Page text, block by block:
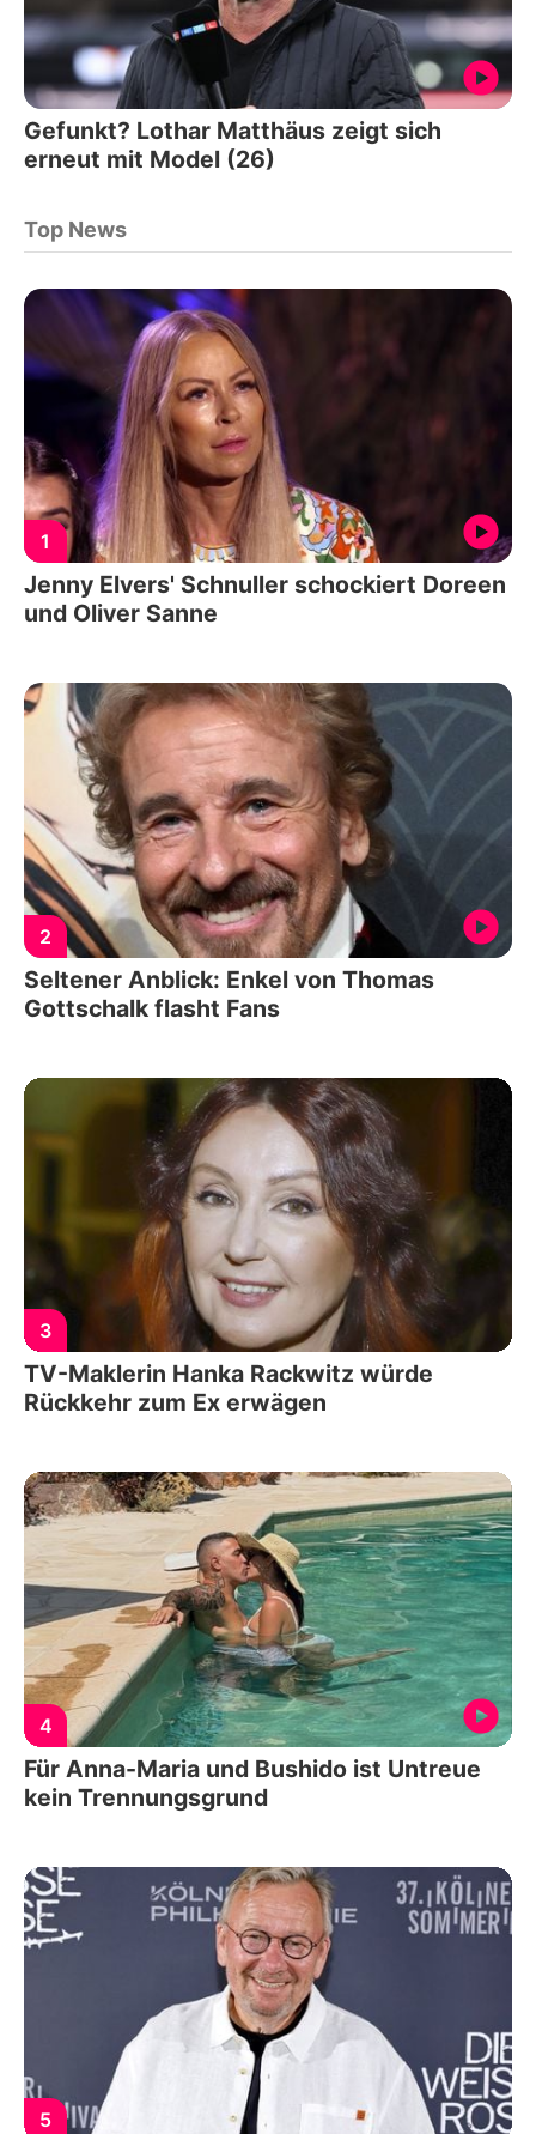
Gefunkt? Lothar Matthäus zeigt sich
erneut mit Model (26)
Top News
1
Jenny Elvers' Schnuller schockiert Doreen
und Oliver Sanne
2
Seltener Anblick: Enkel von Thomas
Gottschalk flasht Fans
3
TV-Maklerin Hanka Rackwitz würde
Rückkehr zum Ex erwägen
4
Für Anna-Maria und Bushido ist Untreue
kein Trennungsgrund
5